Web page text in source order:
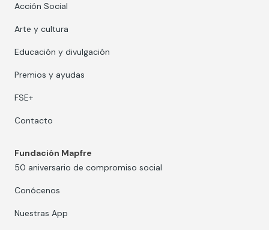
Acción Social
Arte y cultura
Educación y divulgación
Premios y ayudas
FSE+
Contacto
Fundación Mapfre
50 aniversario de compromiso social
Conócenos
Nuestras App